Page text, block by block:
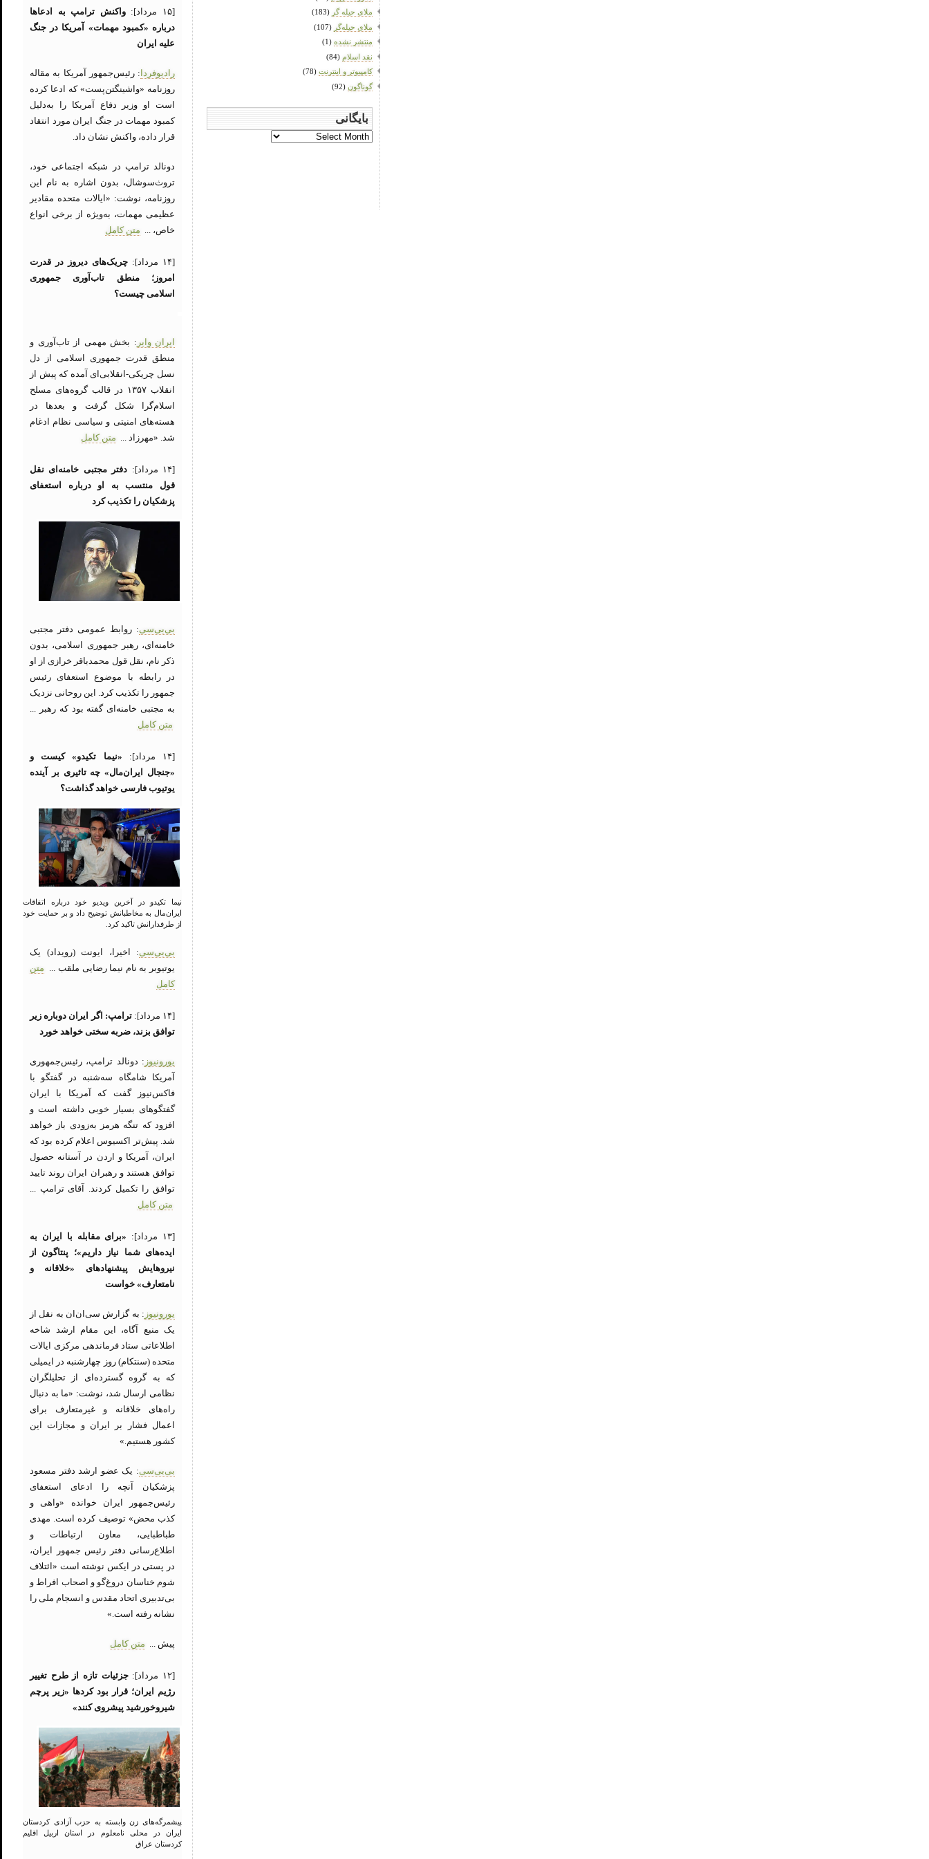
[۱۵ مرداد]:
واکنش ترامپ به ادعاها
درباره «کمبود مهمات» آمریکا در جنگ
علیه ایران
رادیوفردا : رئیس‌جمهور آمریکا به مقاله
روزنامه «واشینگتن‌پست» که ادعا کرده
است او وزیر دفاع آمریکا را به‌دلیل
کمبود مهمات در جنگ ایران مورد انتقاد
قرار داده، واکنش نشان داد.
دونالد ترامپ در شبکه اجتماعی خود،
تروث‌سوشال، بدون اشاره به نام این
روزنامه، نوشت: «ایالات متحده مقادیر
عظیمی مهمات، به‌ویژه از برخی انواع
خاص، ... متن کامل
[۱۴ مرداد]:
چریک‌های دیروز در قدرت
امروز؛ منطق تاب‌آوری جمهوری
اسلامی چیست؟
ایران وایر : بخش مهمی از تاب‌آوری و
منطق قدرت جمهوری اسلامی از دل
نسل چریکی-انقلابی‌ای آمده که پیش از
انقلاب ۱۳۵۷ در قالب گروه‌های مسلح
اسلام‌گرا شکل گرفت و بعدها در
هسته‌های امنیتی و سیاسی نظام ادغام
شد. «مهرزاد ... متن کامل
[۱۴ مرداد]:
دفتر مجتبی خامنه‌ای نقل
قول منتسب به او درباره استعفای
پزشکیان را تکذیب کرد
بی‌بی‌سی: روابط عمومی دفتر مجتبی
خامنه‌ای، رهبر جمهوری اسلامی، بدون
ذکر نام، نقل قول محمدباقر خرازی از او
در رابطه با موضوع استعفای رئیس
جمهور را تکذیب کرد. این روحانی نزدیک
به مجتبی خامنه‌ای گفته بود که رهبر ...
متن کامل
[۱۴ مرداد]:
«نیما تکیدو» کیست و
«جنجال ایران‌مال» چه تاثیری بر آینده
یوتیوب فارسی خواهد گذاشت؟
نیما تکیدو در آخرین ویدیو خود درباره اتفاقات
ایران‌مال به مخاطبانش توضیح داد و بر حمایت خود
از طرفدارانش تاکید کرد.
بی‌بی‌سی: اخیرا، ایونت (رویداد) یک
یوتیوبر به نام نیما رضایی ملقب ... متن
کامل
[۱۴ مرداد]:
ترامپ: اگر ایران دوباره زیر
توافق بزند، ضربه سختی خواهد خورد
یورونیوز : دونالد ترامپ، رئیس‌جمهوری
آمریکا شامگاه سه‌شنبه در گفتگو با
فاکس‌نیوز گفت که آمریکا با ایران
گفتگوهای بسیار خوبی داشته است و
افزود که تنگه هرمز به‌زودی باز خواهد
شد. پیش‌تر اکسیوس اعلام کرده بود که
ایران، آمریکا و اردن در آستانه حصول
توافق هستند و رهبران ایران روند تایید
توافق را تکمیل کردند. آقای ترامپ ...
متن کامل
[۱۳ مرداد]:
«برای مقابله با ایران به
ایده‌های شما نیاز داریم»؛ پنتاگون از
نیروهایش پیشنهادهای «خلاقانه و
نامتعارف» خواست
یورونیوز : به گزارش سی‌ان‌ان به نقل از
یک منبع آگاه، این مقام ارشد شاخه
اطلاعاتی ستاد فرماندهی مرکزی ایالات
متحده (سنتکام) روز چهارشنبه در ایمیلی
که به گروه گسترده‌ای از تحلیلگران
نظامی ارسال شد، نوشت: «ما به دنبال
راه‌های خلاقانه و غیرمتعارف برای
اعمال فشار بر ایران و مجازات این
کشور هستیم.»
بی‌بی‌سی: یک عضو ارشد دفتر مسعود
پزشکیان آنچه را ادعای استعفای
رئیس‌جمهور ایران خوانده «واهی و
کذب محض» توصیف کرده است. مهدی
طباطبایی، معاون ارتباطات و
اطلاع‌رسانی دفتر رئیس جمهور ایران،
در پستی در ایکس نوشته است «ائتلاف
شوم خناسان دروغ‌گو و اصحاب افراط و
بی‌تدبیری اتحاد مقدس و انسجام ملی را
نشانه رفته است.»
پیش ... متن کامل
[۱۲ مرداد]:
جزئیات تازه از طرح تغییر
رژیم ایران؛ قرار بود کردها «زیر پرچم
شیروخورشید پیشروی کنند»
پیشمرگه‌های زن وابسته به حزب آزادی کردستان
ایران در محلی نامعلوم در استان اربیل اقلیم
کردستان عراق
ملای حیله گر (183)
ملای حیله‌گر (107)
منتشر نشده (1)
نقد اسلام (84)
کامپیوتر و اینترنت (78)
گوناگون (92)
بایگانی
بایگانی